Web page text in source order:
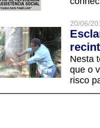
20/06/
Nesta
que o
risco